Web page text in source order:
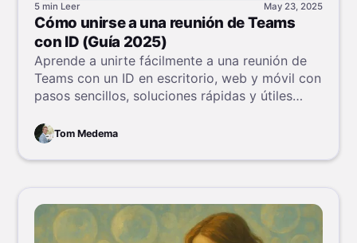
5 min Leer May 23, 2025
Cómo unirse a una reunión de Teams
con ID (Guía 2025)
Aprende a unirte fácilmente a una reunión de
Teams con un ID en escritorio, web y móvil con
pasos sencillos, soluciones rápidas y útiles
Tom Medema